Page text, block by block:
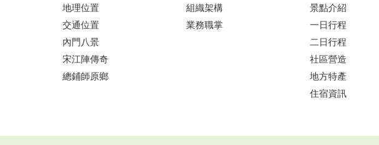
地理位置
交通位置
內門八景
宋江陣傳奇
總鋪師原鄉
組織架構
業務職掌
景點介紹
一日行程
二日行程
社區營造
地方特產
住宿資訊